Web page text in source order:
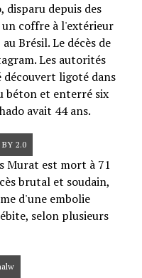
disparu depuis des
coffre à l'extérieur
Brésil. Le décès de
Les autorités
découvert ligoté dans
béton et enterré six
avait 44 ans.
2.0
Murat est mort à 71
brutal et soudain,
d'une embolie
selon plusieurs